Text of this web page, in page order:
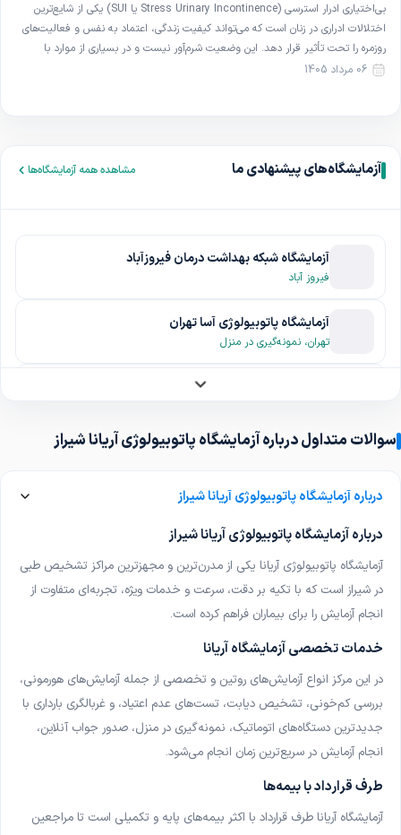
بی‌اختیاری ادرار استرسی (Stress Urinary Incontinence یا SUI) یکی از شایع‌ترین
اختلالات ادراری در زنان است که می‌تواند کیفیت زندگی، اعتماد به نفس و فعالیت‌های
روزمره را تحت تأثیر قرار دهد. این وضعیت شرم‌آور نیست و در بسیاری از موارد با
روش‌های ساده و غیرجراحی قابل بهبود است. در این مقاله با تعریف، علل و […]
06 مرداد 1405
آزمایشگاه‌های پیشنهادی ما مشاهده همه آزمایشگاه‌ها
آزمایشگاه شبکه بهداشت درمان فیروزآباد
فیروز آباد
آزمایشگاه پاتوبیولوژی آسا تهران
تهران، نمونه‌گیری در منزل
آزمایشگاه پاتوبیولوژی دکتر خلق‌ الله شیراز
شیراز
آزمایشگاه درمانگاه مطهری شیراز
آزمایشگاه پارت شیراز
آزمایشگاه دکتر معینی کرمان
کرمان، نمونه‌گیری در منزل
فسا
سوالات متداول درباره آزمایشگاه پاتوبیولوژی آریانا شیراز
درباره آزمایشگاه پاتوبیولوژی آریانا شیراز
درباره آزمایشگاه پاتوبیولوژی آریانا شیراز
آزمایشگاه پاتوبیولوژی آریانا یکی از مدرن‌ترین و مجهزترین مراکز تشخیص طبی
در شیراز است که با تکیه بر دقت، سرعت و خدمات ویژه، تجربه‌ای متفاوت از
انجام آزمایش را برای بیماران فراهم کرده است.
خدمات تخصصی آزمایشگاه آریانا
در این مرکز انواع آزمایش‌های روتین و تخصصی از جمله آزمایش‌های هورمونی،
بررسی کم‌خونی، تشخیص دیابت، تست‌های عدم اعتیاد، و غربالگری بارداری با
جدیدترین دستگاه‌های اتوماتیک، نمونه‌گیری در منزل، صدور جواب آنلاین،
انجام آزمایش در سریع‌ترین زمان انجام می‌شود.
طرف قرارداد با بیمه‌ها
آزمایشگاه آریانا طرف قرارداد با اکثر بیمه‌های پایه و تکمیلی است تا مراجعین